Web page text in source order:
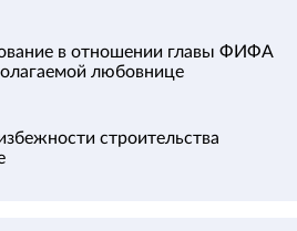
в отношении главы ФИФА
любовнице
строительства